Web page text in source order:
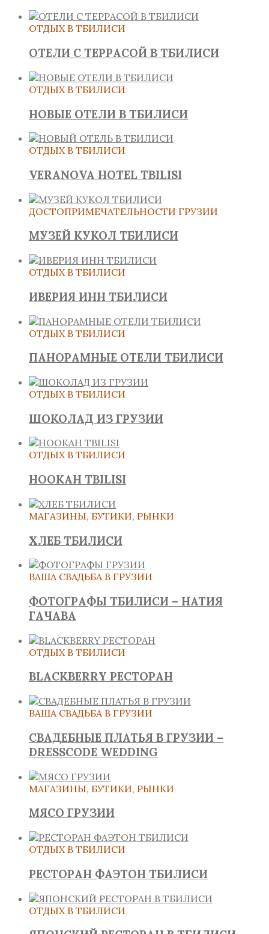
ОТДЫХ В ТБИЛИСИ
ОТЕЛИ С ТЕРРАСОЙ В ТБИЛИСИ
ОТДЫХ В ТБИЛИСИ
НОВЫЕ ОТЕЛИ В ТБИЛИСИ
ОТДЫХ В ТБИЛИСИ
VERANOVA HOTEL TBILISI
ДОСТОПРИМЕЧАТЕЛЬНОСТИ ГРУЗИИ
МУЗЕЙ КУКОЛ ТБИЛИСИ
ОТДЫХ В ТБИЛИСИ
ИВЕРИЯ ИНН ТБИЛИСИ
ОТДЫХ В ТБИЛИСИ
ПАНОРАМНЫЕ ОТЕЛИ ТБИЛИСИ
ОТДЫХ В ТБИЛИСИ
ШОКОЛАД ИЗ ГРУЗИИ
ОТДЫХ В ТБИЛИСИ
HOOKAH TBILISI
МАГАЗИНЫ, БУТИКИ, РЫНКИ
ХЛЕБ ТБИЛИСИ
ВАША СВАДЬБА В ГРУЗИИ
ФОТОГРАФЫ ТБИЛИСИ – НАТИЯ
ГАЧАВА
ОТДЫХ В ТБИЛИСИ
BLACKBERRY РЕСТОРАН
ВАША СВАДЬБА В ГРУЗИИ
СВАДЕБНЫЕ ПЛАТЬЯ В ГРУЗИИ –
DRESSCODE WEDDING
МАГАЗИНЫ, БУТИКИ, РЫНКИ
МЯСО ГРУЗИИ
ОТДЫХ В ТБИЛИСИ
РЕСТОРАН ФАЭТОН ТБИЛИСИ
ОТДЫХ В ТБИЛИСИ